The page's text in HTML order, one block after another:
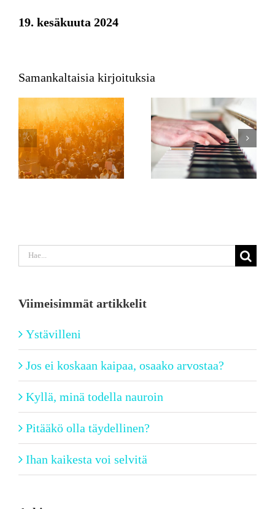
19. kesäkuuta 2024
Samankaltaisia kirjoituksia
Etsi
Viimeisimmät artikkelit
Ystävilleni
Jos ei koskaan kaipaa, osaako arvostaa?
Kyllä, minä todella nauroin
Pitääkö olla täydellinen?
Ihan kaikesta voi selvitä